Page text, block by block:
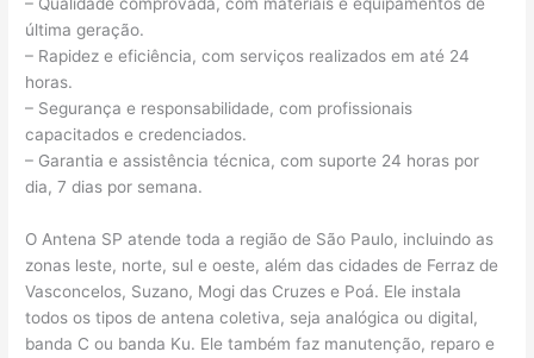
última geração.
– Rapidez e eficiência, com serviços realizados em até 24
horas.
– Segurança e responsabilidade, com profissionais
capacitados e credenciados.
– Garantia e assistência técnica, com suporte 24 horas por
dia, 7 dias por semana.
O Antena SP atende toda a região de São Paulo, incluindo as
zonas leste, norte, sul e oeste, além das cidades de Ferraz de
Vasconcelos, Suzano, Mogi das Cruzes e Poá. Ele instala
todos os tipos de antena coletiva, seja analógica ou digital,
banda C ou banda Ku. Ele também faz manutenção, reparo e